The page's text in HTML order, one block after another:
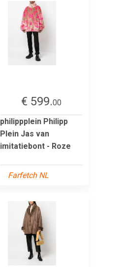
€ 599.00
philippplein Philipp
Plein Jas van
imitatiebont - Roze
Farfetch NL